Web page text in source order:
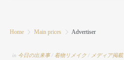
Home Main prices Advertiser
in 今日の出来事/着物リメイク / メディア掲載